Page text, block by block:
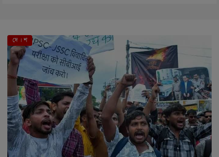
দে । শ